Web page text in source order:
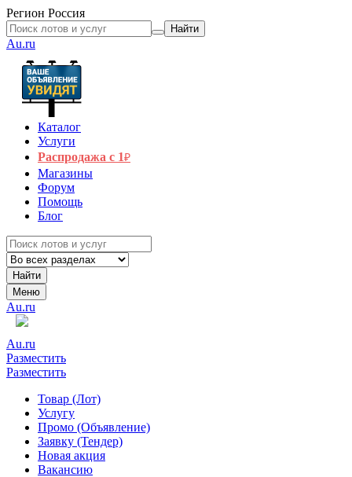
Регион Россия
Найти
Au.ru
Каталог
Услуги
Распродажа с 1₽
Магазины
Форум
Помощь
Блог
Найти
Меню
Au.ru
Au.ru
Разместить
Разместить
Товар (Лот)
Услугу
Промо (Объявление)
Заявку (Тендер)
Новая акция
Вакансию